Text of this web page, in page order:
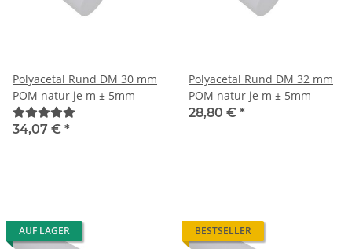
Polyacetal Rund DM 30 mm
POM natur je m ± 5mm
34,07 € *
Polyacetal Rund DM 32 mm
POM natur je m ± 5mm
28,80 € *
AUF LAGER BESTSELLER